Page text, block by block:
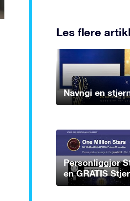
Les flere
Navngi en
Personliggjør
en GRATIS